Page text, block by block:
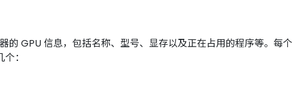
的 GPU 信息，包括名称、型号、显存以及正在占用的程序等。每
：